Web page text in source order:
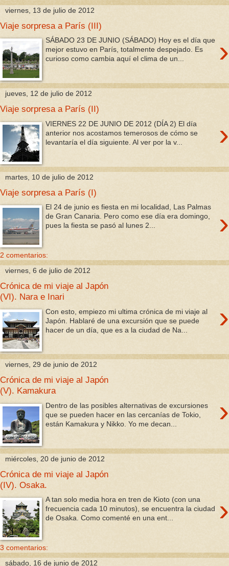
viernes, 13 de julio de 2012
Viaje sorpresa a París (III)
›
SÁBADO 23 DE JUNIO (SÁBADO) Hoy es el día que
mejor estuvo en París, totalmente despejado. Es
curioso como cambia aquí el clima de un...
jueves, 12 de julio de 2012
Viaje sorpresa a París (II)
›
VIERNES 22 DE JUNIO DE 2012 (DÍA 2) El día
anterior nos acostamos temerosos de cómo se
levantaría el día siguiente. Al ver por la v...
martes, 10 de julio de 2012
Viaje sorpresa a París (I)
›
El 24 de junio es fiesta en mi localidad, Las Palmas
de Gran Canaria. Pero como ese día era domingo,
pues la fiesta se pasó al lunes 2...
2 comentarios:
viernes, 6 de julio de 2012
Crónica de mi viaje al Japón
(VI). Nara e Inari
›
Con esto, empiezo mi ultima crónica de mi viaje al
Japón. Hablaré de una excursión que se puede
hacer de un día, que es a la ciudad de Na...
viernes, 29 de junio de 2012
Crónica de mi viaje al Japón
(V). Kamakura
›
Dentro de las posibles alternativas de excursiones
que se pueden hacer en las cercanías de Tokio,
están Kamakura y Nikko. Yo me decan...
miércoles, 20 de junio de 2012
Crónica de mi viaje al Japón
(IV). Osaka.
›
A tan solo media hora en tren de Kioto (con una
frecuencia cada 10 minutos), se encuentra la ciudad
de Osaka. Como comenté en una ent...
3 comentarios:
sábado, 16 de junio de 2012